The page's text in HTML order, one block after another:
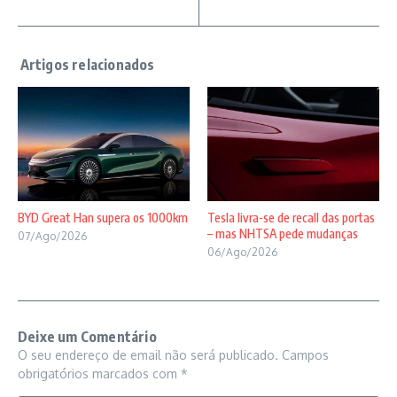
BYD Great Han supera os 1000km
07/Ago/2026
Tesla livra-se de recall das portas
– mas NHTSA pede mudanças
06/Ago/2026
Deixe um Comentário
O seu endereço de email não será publicado. Campos
obrigatórios marcados com *